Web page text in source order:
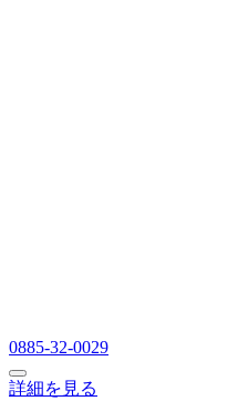
0885-32-0029
詳細を見る